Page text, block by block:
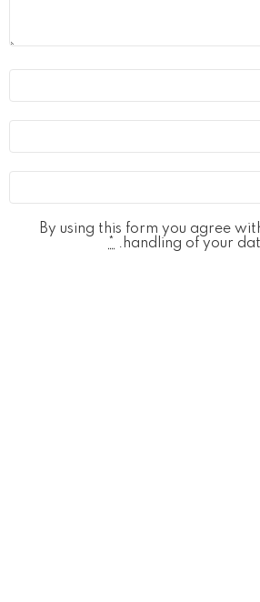
By using this form you agree
handling of your